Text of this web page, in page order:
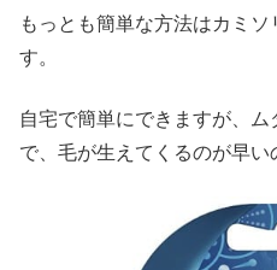
もっとも簡単な方法はカミ
す。
自宅で簡単にできますが、
で、毛が生えてくるのが早い